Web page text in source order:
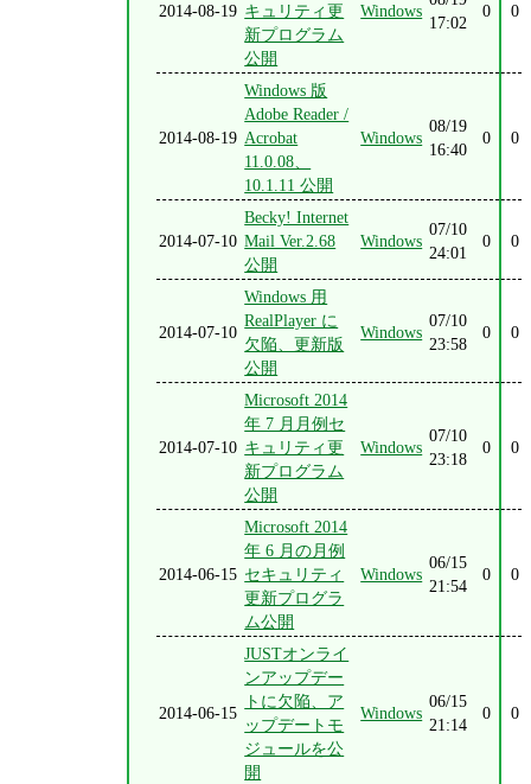
2014-08-19 キュリティ更
新プログラム
公開
Windows
17:02
0 0
2014-08-19
Windows 版
Adobe Reader /
Acrobat
11.0.08、
10.1.11 公開
Windows
08/19
16:40
0 0
2014-07-10
Becky! Internet
Mail Ver.2.68
公開
Windows
07/10
24:01
0 0
2014-07-10
Windows 用
RealPlayer に
欠陥、更新版
公開
Windows
07/10
23:58
0 0
2014-07-10
Microsoft 2014
年 7 月月例セ
キュリティ更
新プログラム
公開
Windows
07/10
23:18
0 0
2014-06-15
Microsoft 2014
年 6 月の月例
セキュリティ
更新プログラ
ム公開
Windows
06/15
21:54
0 0
2014-06-15
JUSTオンライ
ンアップデー
トに欠陥、ア
ップデートモ
ジュールを公
開
Windows
06/15
21:14
0 0